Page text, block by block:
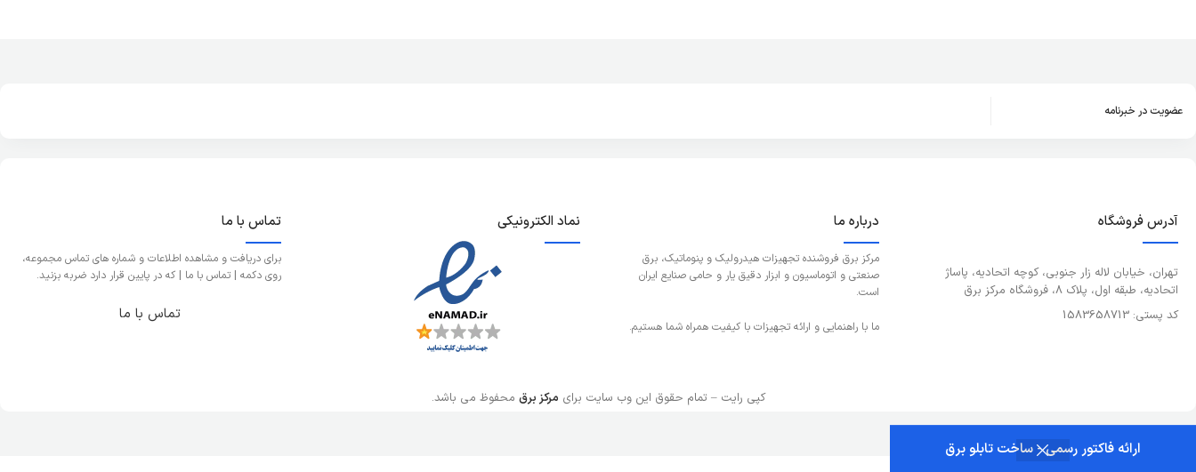
ارائه فاکتور رسمی - ساخت تابلو برق
عضویت در خبرنامه
آدرس فروشگاه
تهران، خیابان لاله زار جنوبی، کوچه اتحادیه، پاساژ
اتحادیه، طبقه اول، پلاک 8، فروشگاه مرکز برق
کد پستی: 1583658713
درباره ما
مرکز برق فروشنده تجهیزات هیدرولیک و پنوماتیک، برق
صنعتی و اتوماسیون و ابزار دقیق یار و حامی صنایع ایران
است.
ما با راهنمایی و ارائه تجهیزات با کیفیت همراه شما هستیم.
نماد الکترونیکی تماس با ما
برای دریافت و مشاهده اطلاعات و شماره های تماس مجموعه،
روی دکمه | تماس با ما | که در پایین قرار دارد ضربه بزنید.
تماس با ما
کپی رایت – تمام حقوق این وب سایت برای مرکز برق محفوظ می باشد.